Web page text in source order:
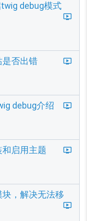
debug模式
是否出错
debug介绍
启用主题
，解决无法移